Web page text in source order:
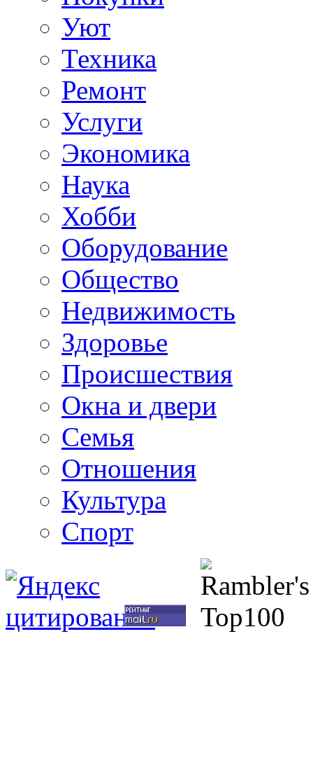
Уют
Техника
Ремонт
Услуги
Экономика
Наука
Хобби
Оборудование
Общество
Недвижимость
Здоровье
Происшествия
Окна и двери
Семья
Отношения
Культура
Спорт